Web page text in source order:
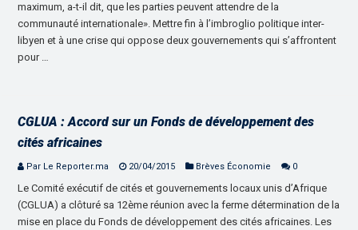
maximum, a-t-il dit, que les parties peuvent attendre de la
communauté internationale». Mettre fin à l’imbroglio politique inter-
libyen et à une crise qui oppose deux gouvernements qui s’affrontent
pour …
CGLUA : Accord sur un Fonds de développement des
cités africaines
Par Le Reporter.ma 20/04/2015 Brèves Économie 0
Le Comité exécutif de cités et gouvernements locaux unis d’Afrique
(CGLUA) a clôturé sa 12ème réunion avec la ferme détermination de la
mise en place du Fonds de développement des cités africaines. Les